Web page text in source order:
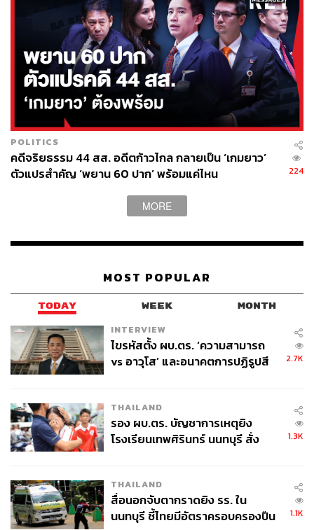
POLITICS
คดีจริยธรรม 44 สส. อดีตก้าวไกล กลายเป็น ‘เกมยาว’
ตัวแปรสำคัญ ‘พยาน 60 ปาก’ พร้อมแค่ไหน
224
MORE
MOST POPULAR
TODAY WEEK MONTH
INTERVIEW
ไขรหัสตั้ง ผบ.ตร. ‘ความสามารถ
vs อาวุโส’ และอนาคตการปฏิรูปสี
2.7K
THAILAND
รอง ผบ.ตร. บัญชาการเหตุยิง
โรงเรียนเทพศิรินทร์ นนทบุรี สั่ง
1.3K
THAILAND
สื่อนอกจับตากราดยิง รร. ใน
นนทบุรี ชี้ไทยมีอัตราครอบครองปืน
1.1K